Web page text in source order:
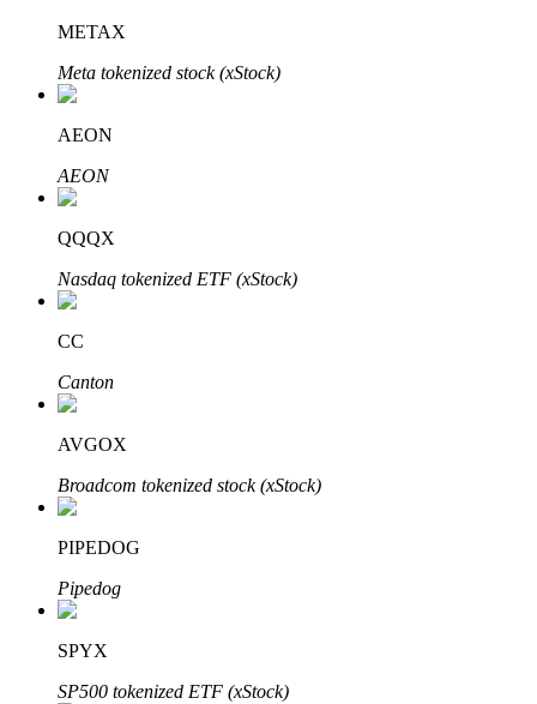
Авто Инвест
Получите долгосрочную прибыль и гибкие проценты
Bitrue
METAX
Meta tokenized stock (xStock)
AEON
AEON
QQQX
Nasdaq tokenized ETF (xStock)
CC
Canton
AVGOX
Broadcom tokenized stock (xStock)
PIPEDOG
Pipedog
SPYX
SP500 tokenized ETF (xStock)